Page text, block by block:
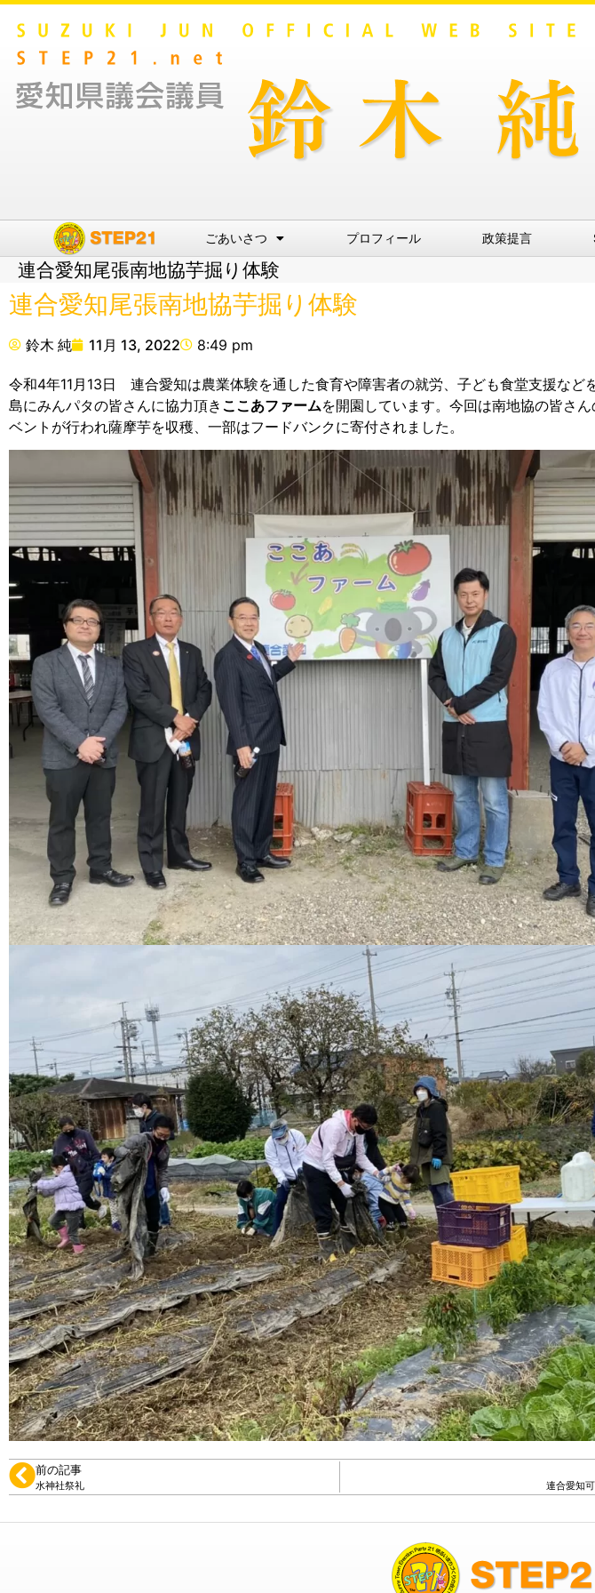
ごあいさつ プロフィール 政策提言
連合愛知尾張南地協芋掘り体験
連合愛知尾張南地協芋掘り体験
鈴木 純 11月 13, 2022 8:49 pm
令和4年11月13日 連合愛知は農業体験を通した食育や障害者の就労、子ども食堂支援など
島にみんパタの皆さんに協力頂き ここあファームを開園しています。今回は南地協の皆さん
ベントが行われ薩摩芋を収穫、一部はフードバンクに寄付されました。
前の記事
水神社祭礼 連合愛知